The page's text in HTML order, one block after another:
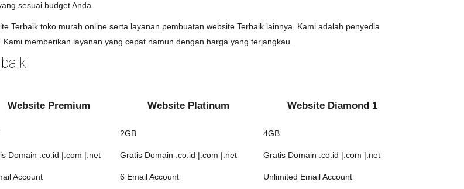
sesuai budget Anda.
Terbaik toko murah online serta layanan pembuatan website Terbaik lainnya. Kami adalah penyedia
memberikan layanan yang cepat namun dengan harga yang terjangkau.
Website Premium Website Platinum Website Diamond 1
2GB 4GB
Domain .co.id |.com |.net Gratis Domain .co.id |.com |.net Gratis Domain .co.id |.com |.net
Account 6 Email Account Unlimited Email Account